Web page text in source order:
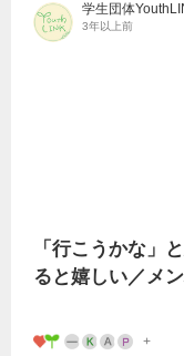
学生団体
3年以上前
「行こうかな」
ると嬉しい／メ